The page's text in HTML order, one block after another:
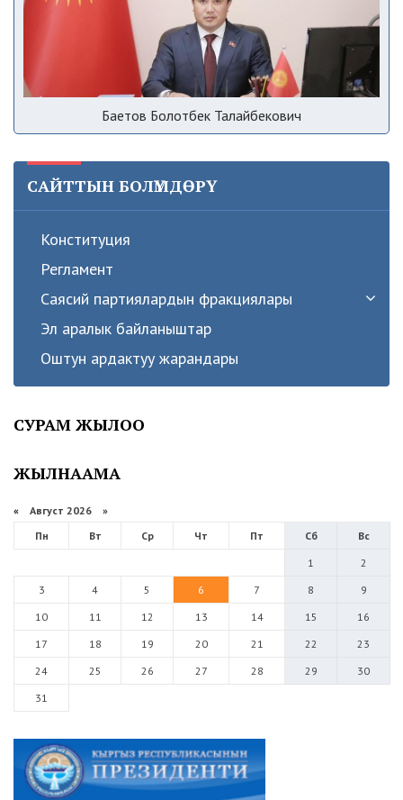
Баетов Болотбек Талайбекович
САЙТТЫН БОЛҮМДӨРҮ
Конституция
Регламент
Саясий партиялардын фракциялары
Эл аралык байланыштар
Оштун ардактуу жарандары
СУРАМ ЖЫЛОО
ЖЫЛНААМА
« Август 2026 »
Пн
Вт Ср Чт Пт Сб
Вс
1
2
3
4 5 6 7 8
9
10
11 12 13 14 15
16
17
18 19 20 21 22
23
24
25 26 27 28 29
30
31